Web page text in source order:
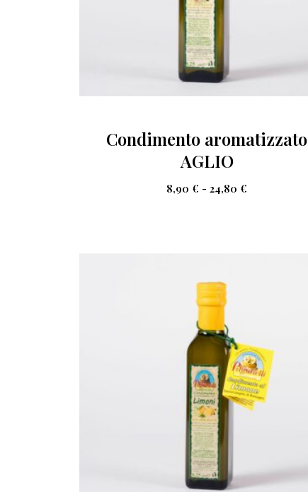
Condimento aromatizzato
AGLIO
8,90 € - 24,80 €